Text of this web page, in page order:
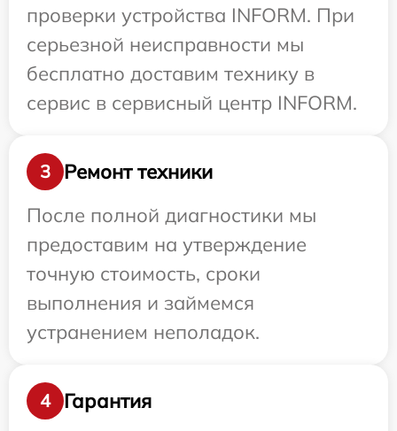
проверки устройства INFORM. При
серьезной неисправности мы
бесплатно доставим технику в
сервис в сервисный центр INFORM.
3
Ремонт техники
После полной диагностики мы
предоставим на утверждение
точную стоимость, сроки
выполнения и займемся
устранением неполадок.
4
Гарантия